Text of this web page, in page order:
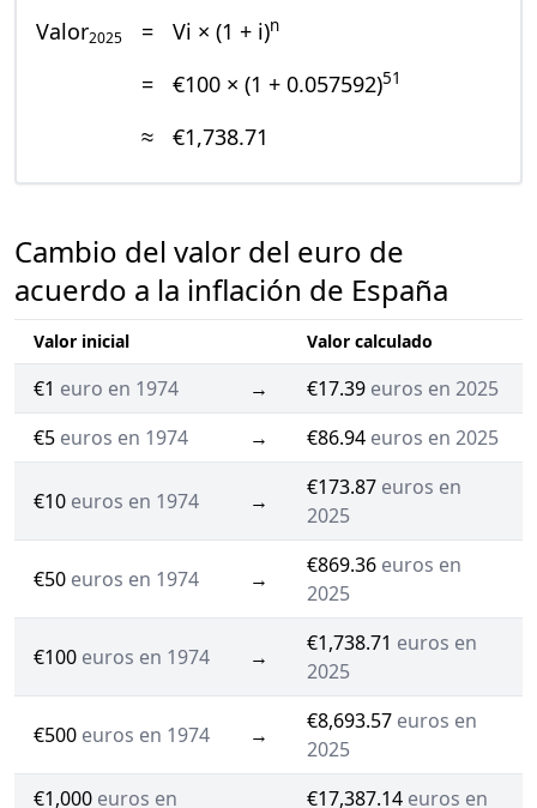
Valor2025 = Vi × (1 + i)n
= €100 × (1 + 0.057592)51
≈ €1,738.71
Cambio del valor del euro de
acuerdo a la inflación de España
Valor inicial Valor calculado
€1 euro en 1974 → €17.39 euros en 2025
€5 euros en 1974 → €86.94 euros en 2025
€10 euros en 1974 →
€173.87 euros en
2025
€50 euros en 1974 →
€869.36 euros en
2025
€100 euros en 1974 →
€1,738.71 euros en
2025
€500 euros en 1974 →
€8,693.57 euros en
2025
€1,000 euros en €17,387.14 euros en